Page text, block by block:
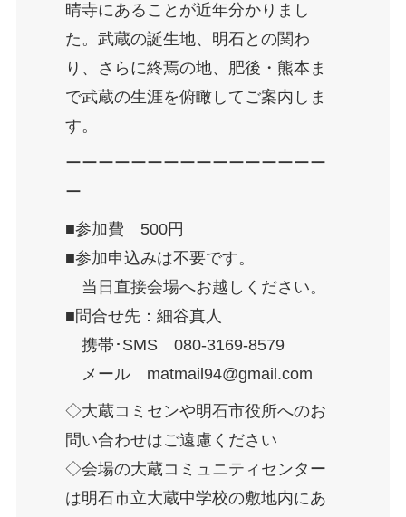
晴寺にあることが近年分かりまし
た。武蔵の誕生地、明石との関わ
り、さらに終焉の地、肥後・熊本ま
で武蔵の生涯を俯瞰してご案内しま
す。
ーーーーーーーーーーーーーーーー
ー
■参加費 500円
■参加申込みは不要です。
当日直接会場へお越しください。
■問合せ先：細谷真人
携帯･SMS 080-3169-8579
メール matmail94@gmail.com
◇大蔵コミセンや明石市役所へのお
問い合わせはご遠慮ください
◇会場の大蔵コミュニティセンター
は明石市立大蔵中学校の敷地内にあ